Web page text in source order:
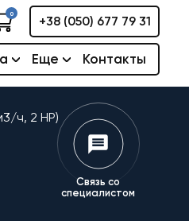
0
+38 (050) 677 79 31
Еще Контакты
ч, 2 НР)
Связь со
специалистом